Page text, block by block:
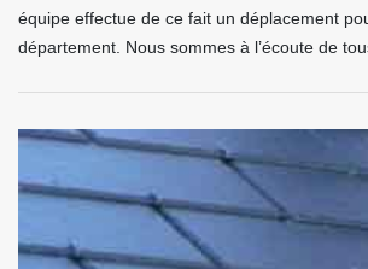
équipe effectue de ce fait un déplacement
département. Nous sommes à l’écoute de